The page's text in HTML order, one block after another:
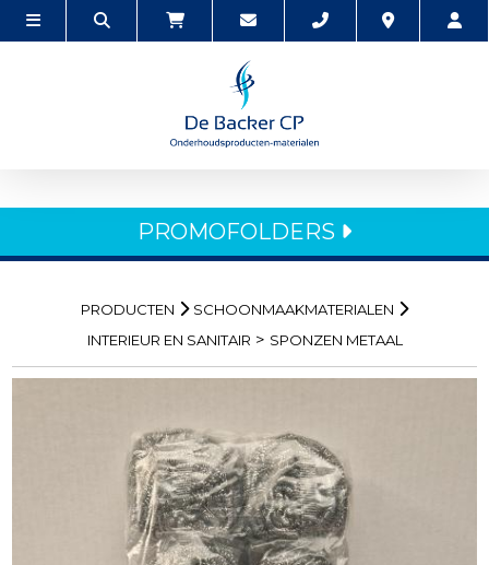
PROMOFOLDERS
PRODUCTEN
SCHOONMAAKMATERIALEN
INTERIEUR EN SANITAIR > SPONZEN METAAL